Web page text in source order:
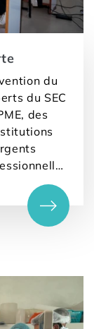
du
du SEC
des
dans le
pas
prix du